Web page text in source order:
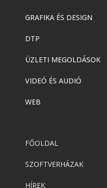
GRAFIKA ÉS DESIGN
DTP
ÜZLETI MEGOLDÁSOK
VIDEÓ ÉS AUDIÓ
WEB
FŐOLDAL
SZOFTVERHÁZAK
HÍREK